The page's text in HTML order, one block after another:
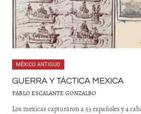
MÉXICO ANTIGUO
GUERRA Y TÁCTICA MEXICA
PABLO ESCALANTE GONZALBO
Los mexicas capturaron a 53 españoles y 4